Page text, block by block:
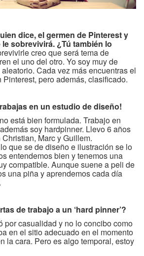
dice, el germen de Pinterest y
sobrevivirá. ¿Tú también lo
creo que será tema de
el uno del otro. Yo soy muy de
Cada vez más encuentras el
pero además, clasificado.
en un estudio de diseño!
está bien formulada. Trabajo en
soy hardpinner. Llevo 6 años
Marc y Guillem.
que se de diseño e ilustración se lo
entendemos bien y tenemos una
compatible. Aunque suene a peli de
una piña y aprendemos cada día
de trabajo a un ‘hard pinner’?
por casualidad y no lo concibo como
en el sitio adecuado en el momento
la cara. Pero es algo temporal, estoy